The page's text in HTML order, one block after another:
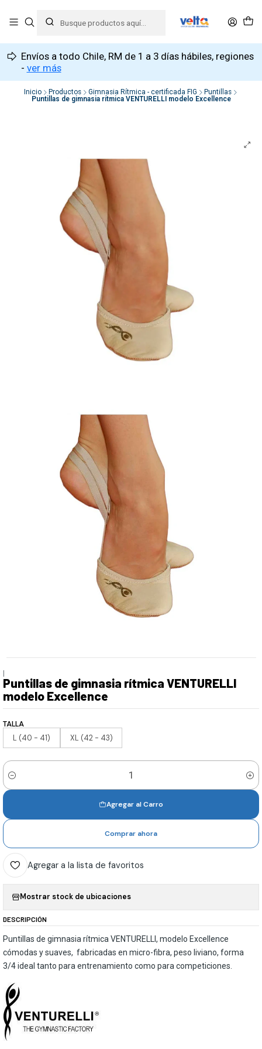
Envíos a todo Chile, RM de 1 a 3 días hábiles, regiones
- ver más
Inicio Productos Gimnasia Rítmica - certificada FIG
Puntillas
Puntillas de gimnasia rítmica VENTURELLI modelo Excellence
|
Puntillas de gimnasia rítmica VENTURELLI
modelo Excellence
TALLA
L (40 - 41) XL (42 - 43)
Cantidad
Agregar al Carro
Comprar ahora
Agregar a la lista de favoritos
Mostrar stock de ubicaciones
DESCRIPCIÓN
Puntillas de gimnasia rítmica VENTURELLI, modelo Excellence
cómodas y suaves, fabricadas en micro-fibra, peso liviano, forma
3/4 ideal tanto para entrenamiento como para competiciones.